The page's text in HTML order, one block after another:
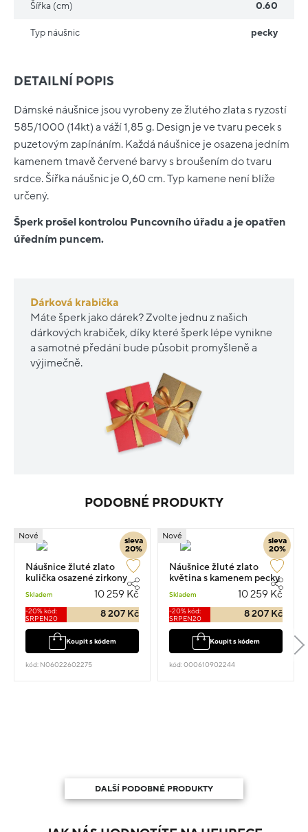
DETAILNÍ POPIS
Dámské náušnice jsou vyrobeny ze žlutého zlata s ryzostí
585/1000 (14kt) a váží 1,85 g. Design je ve tvaru pecek s
puzetovým zapínáním. Každá náušnice je osazena jedním
kamenem tmavě červené barvy s broušením do tvaru
srdce. Šířka náušnic je 0,60 cm. Typ kamene není blíže
určený.
Šperk prošel kontrolou Puncovního úřadu a je opatřen
úředním puncem.
Dárková krabička
Máte šperk jako dárek? Zvolte jednu z našich
dárkových krabiček, díky které šperk lépe vynikne
a samotné předání bude působit promyšleně a
výjimečně.
Šířka (cm) 0.60
Typ náušnic pecky
PODOBNÉ PRODUKTY
sleva
20%
Nové
Náušnice žluté zlato
kulička osazené zirkony
pecky 0.70cm 2.25g
Skladem 10 259 Kč
-20% kód:
SRPEN20
8 207 Kč
Koupit s kódem
kód: N06022602275
sleva
20%
Nové
Náušnice žluté zlato
květina s kamenem pecky
Skladem 10 259 Kč
-20% kód:
SRPEN20
8 207 Kč
Koupit s kódem
kód: 000610902244
DALŠÍ PODOBNÉ PRODUKTY